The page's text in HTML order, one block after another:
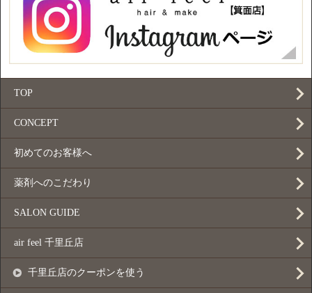
TOP
CONCEPT
初めてのお客様へ
薬剤へのこだわり
SALON GUIDE
air feel 千里丘店
千里丘店のクーポンを使う